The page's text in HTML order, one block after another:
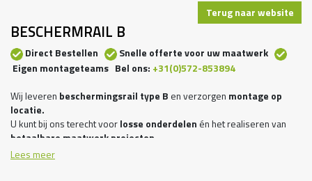
Terug naar website
BESCHERMRAIL B
Direct Bestellen
Snelle offerte voor uw maatwerk
Eigen montageteams Bel ons: +31(0)572-853894
Wij leveren beschermingsrail type B en verzorgen montage op
locatie.
U kunt bij ons terecht voorlosse onderdelen én het realiseren van
betaalbare maatwerk projecten
Wij zijn ruim 40 jaar een betrouwbare partner voor de industrie,
Lees meer